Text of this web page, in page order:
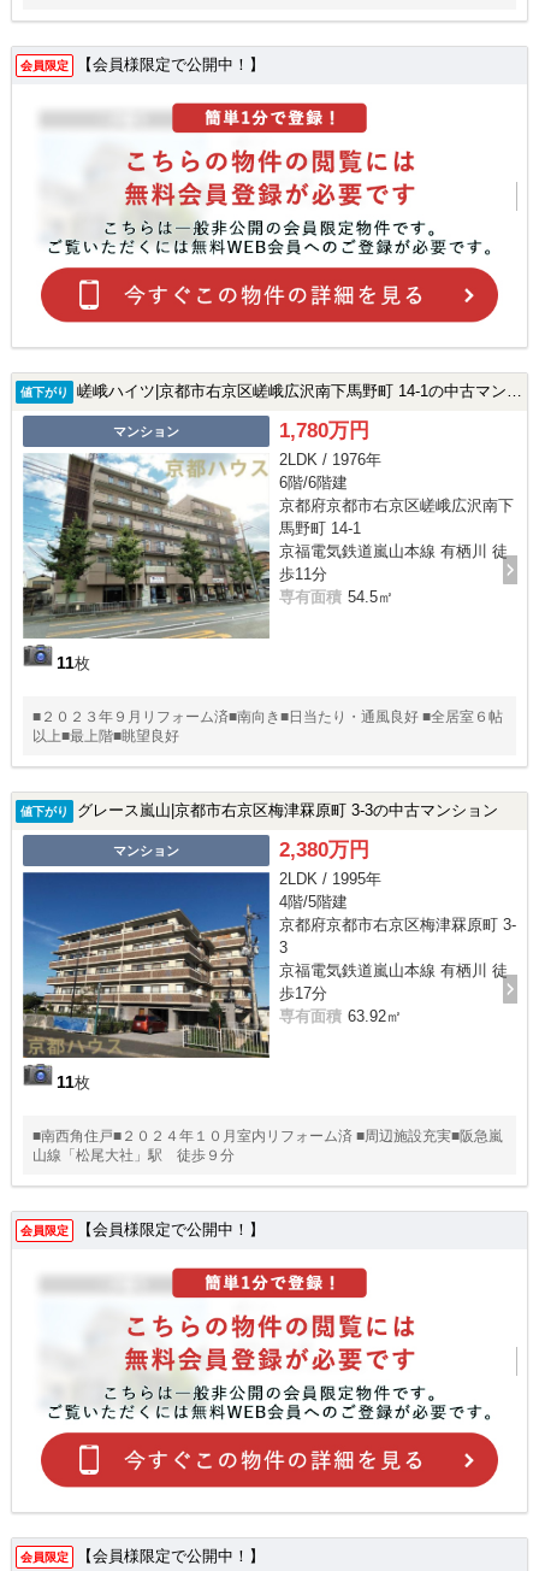
会員限定 【会員様限定で公開中！】
値下がり 嵯峨ハイツ|京都市右京区嵯峨広沢南下馬野町 14-1の中古マンション
マンション
11枚
1,780万円
2LDK / 1976年
6階/6階建
京都府京都市右京区嵯峨広沢南下
馬野町 14-1
京福電気鉄道嵐山本線 有栖川 徒
歩11分
専有面積 54.5㎡
■２０２３年９月リフォーム済■南向き■日当たり・通風良好 ■全居室６帖
以上■最上階■眺望良好
値下がり グレース嵐山|京都市右京区梅津罧原町 3-3の中古マンション
マンション
11枚
2,380万円
2LDK / 1995年
4階/5階建
京都府京都市右京区梅津罧原町 3-
3
京福電気鉄道嵐山本線 有栖川 徒
歩17分
専有面積 63.92㎡
■南西角住戸■２０２４年１０月室内リフォーム済 ■周辺施設充実■阪急嵐
山線「松尾大社」駅 徒歩９分
会員限定 【会員様限定で公開中！】
会員限定 【会員様限定で公開中！】